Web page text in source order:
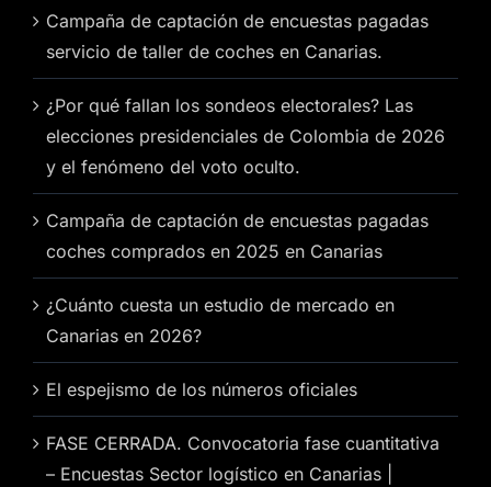
Campaña de captación de encuestas pagadas
servicio de taller de coches en Canarias.
¿Por qué fallan los sondeos electorales? Las
elecciones presidenciales de Colombia de 2026
y el fenómeno del voto oculto.
Campaña de captación de encuestas pagadas
coches comprados en 2025 en Canarias
¿Cuánto cuesta un estudio de mercado en
Canarias en 2026?
El espejismo de los números oficiales
FASE CERRADA. Convocatoria fase cuantitativa
– Encuestas Sector logístico en Canarias |